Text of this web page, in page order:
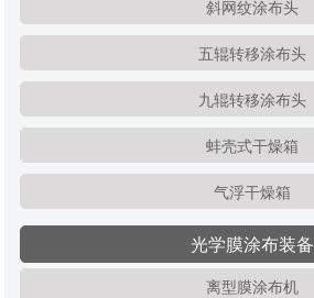
斜网纹涂布头
五辊转移涂布头
九辊转移涂布头
蚌壳式干燥箱
气浮干燥箱
光学膜涂布装备
离型膜涂布机